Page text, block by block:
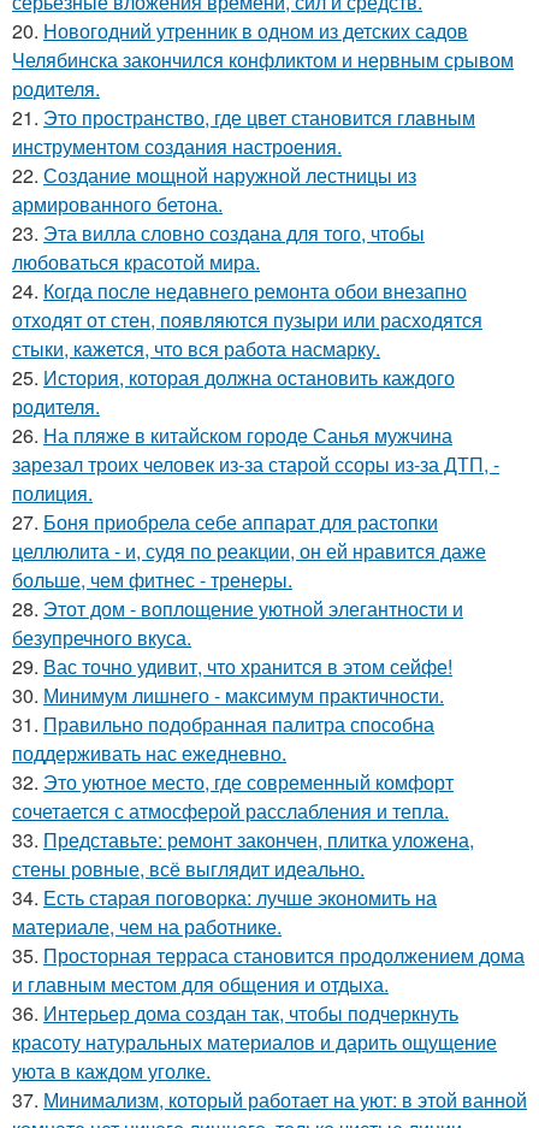
20. Новогодний утренник в одном из детских садов
Челябинска закончился конфликтом и нервным срывом
родителя.
21. Это пространство, где цвет становится главным
инструментом создания настроения.
22. Создание мощной наружной лестницы из
армированного бетона.
23. Эта вилла словно создана для того, чтобы
любоваться красотой мира.
24. Когда после недавнего ремонта обои внезапно
отходят от стен, появляются пузыри или расходятся
стыки, кажется, что вся работа насмарку.
25. История, которая должна остановить каждого
родителя.
26. На пляже в китайском городе Санья мужчина
зарезал троих человек из-за старой ссоры из-за ДТП, -
полиция.
27. Боня приобрела себе аппарат для растопки
целлюлита - и, судя по реакции, он ей нравится даже
больше, чем фитнес - тренеры.
28. Этот дом - воплощение уютной элегантности и
безупречного вкуса.
29. Вас точно удивит, что хранится в этом сейфе!
30. Минимум лишнего - максимум практичности.
31. Правильно подобранная палитра способна
поддерживать нас ежедневно.
32. Это уютное место, где современный комфорт
сочетается с атмосферой расслабления и тепла.
33. Представьте: ремонт закончен, плитка уложена,
стены ровные, всё выглядит идеально.
34. Есть старая поговорка: лучше экономить на
материале, чем на работнике.
35. Просторная терраса становится продолжением дома
и главным местом для общения и отдыха.
36. Интерьер дома создан так, чтобы подчеркнуть
красоту натуральных материалов и дарить ощущение
уюта в каждом уголке.
37. Минимализм, который работает на уют: в этой ванной